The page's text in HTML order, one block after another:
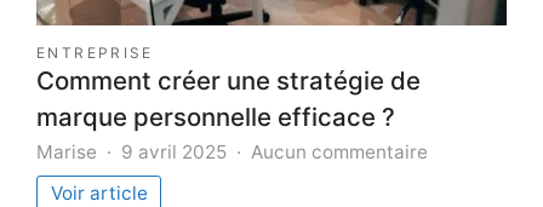
ENTREPRISE
Comment créer une stratégie de
marque personnelle efficace ?
Marise 9 avril 2025 Aucun commentaire
Voir article